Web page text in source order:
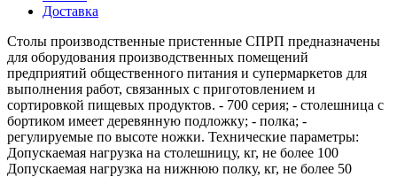
Доставка
Столы производственные пристенные СПРП предназначены
для оборудования производственных помещений
предприятий общественного питания и супермаркетов для
выполнения работ, связанных с приготовлением и
сортировкой пищевых продуктов. - 700 серия; - столешница с
бортиком имеет деревянную подложку; - полка; -
регулируемые по высоте ножки. Технические параметры:
Допускаемая нагрузка на столешницу, кг, не более 100
Допускаемая нагрузка на нижнюю полку, кг, не более 50